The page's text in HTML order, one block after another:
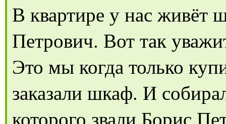
В квартире у нас живёт
Петрович. Вот так
Это мы когда только
заказали шкаф. И
которого звали Борис